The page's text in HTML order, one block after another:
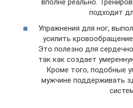
вполне реально.
подходит
Упражнения для ног,
усилить
Это полезно для
так как создает
Кроме того, подобные
мужчине поддерживать